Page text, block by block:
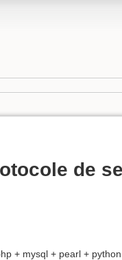
de
+ mysql + pearl +